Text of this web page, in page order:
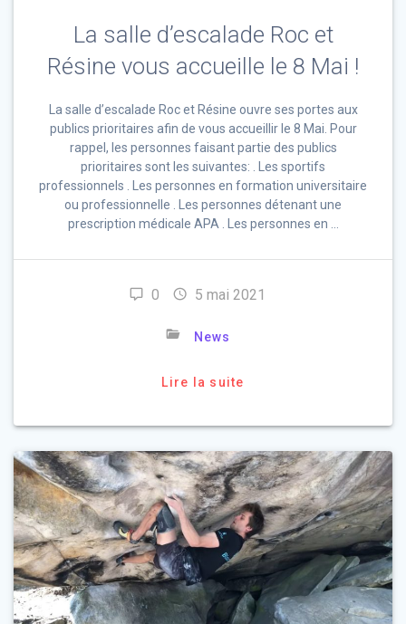
La salle d’escalade Roc et
Résine vous accueille le 8 Mai !
La salle d’escalade Roc et Résine ouvre ses portes aux
publics prioritaires afin de vous accueillir le 8 Mai. Pour
rappel, les personnes faisant partie des publics
prioritaires sont les suivantes: . Les sportifs
professionnels . Les personnes en formation universitaire
ou professionnelle . Les personnes détenant une
prescription médicale APA . Les personnes en …
0 5 mai 2021
News
Lire la suite